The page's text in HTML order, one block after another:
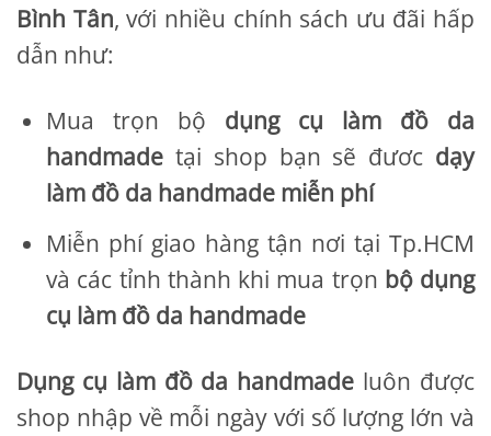
Bình Tân, với nhiều chính sách ưu đãi hấp
dẫn như:
Mua trọn bộ dụng cụ làm đồ da
handmade tại shop bạn sẽ đươc dạy
làm đồ da handmade miễn phí
Miễn phí giao hàng tận nơi tại Tp.HCM
và các tỉnh thành khi mua trọn bộ dụng
cụ làm đồ da handmade
Dụng cụ làm đồ da handmade luôn được
shop nhập về mỗi ngày với số lượng lớn và